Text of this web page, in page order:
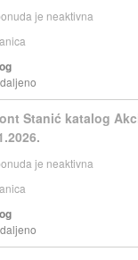
je neaktivna
Stanić katalog
je neaktivna